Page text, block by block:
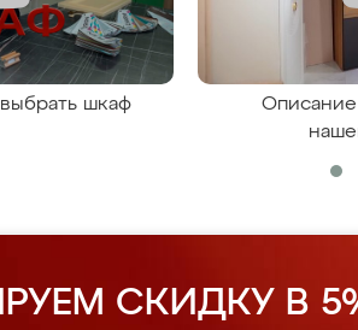
шкаф
Описание
СКИДКУ В